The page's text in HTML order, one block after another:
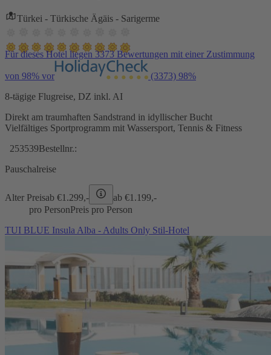
Türkei - Türkische Ägäis - Sarigerme
Für dieses Hotel liegen 3373 Bewertungen mit einer Zustimmung
von 98% vor (3373) 98%
8-tägige Flugreise, DZ inkl. AI
Direkt am traumhaften Sandstrand in idyllischer Bucht
Vielfältiges Sportprogramm mit Wassersport, Tennis & Fitness
253539Bestellnr.:
Pauschalreise
Alter Preisab €1.299,- ab €1.199,-
pro PersonPreis pro Person
TUI BLUE Insula Alba - Adults Only Stil-Hotel